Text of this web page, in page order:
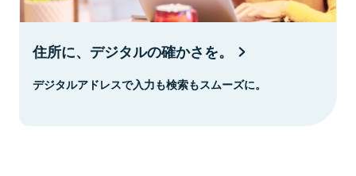
住所に、デジタルの確かさを。
デジタルアドレスで入力も検索もスムーズに。